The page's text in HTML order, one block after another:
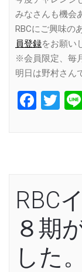
みなさんも機会
RBCにご興味の
員登録をお願い
※会員限定、毎
明日は野村さん
RBC
８期
した。